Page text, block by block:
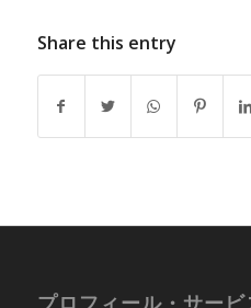
由
Share this entry
プロフィール・サー